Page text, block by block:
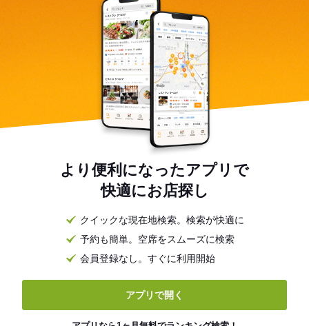
より便利になったアプリで
快適にお店探し
クイックな現在地検索。検索が快適に
予約も簡単。空席をスムーズに検索
会員登録なし。すぐに利用開始
アプリで開く